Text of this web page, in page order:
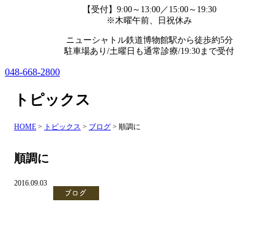
【受付】9:00～13:00／15:00～19:30
※木曜午前、日祝休み
ニューシャトル鉄道博物館駅から徒歩約5分
駐車場あり/土曜日も通常診療/19:30まで受付
048-668-2800
トピックス
HOME > トピックス > ブログ > 順調に
順調に
2016.09.03
ブログ